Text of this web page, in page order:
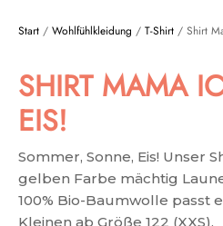
Start / Wohlfühlkleidung / T-Shirt / Shirt
SHIRT MAMA
EIS!
Sommer, Sonne, Eis! Unser
gelben Farbe mächtig
100% Bio-Baumwolle passt
Kleinen ab Größe 122 (XXS).